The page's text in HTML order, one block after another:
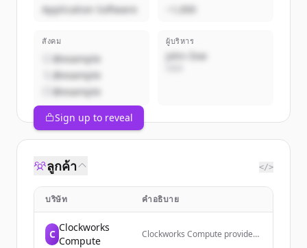
Application Software ~1,000
สังคม
@example
@example
@example
ผู้บริหาร
John Doe
Sign up to reveal
ลูกค้า </>
บริษัท คำอธิบาย
C
Clockworks
Compute
Clockworks Compute provides